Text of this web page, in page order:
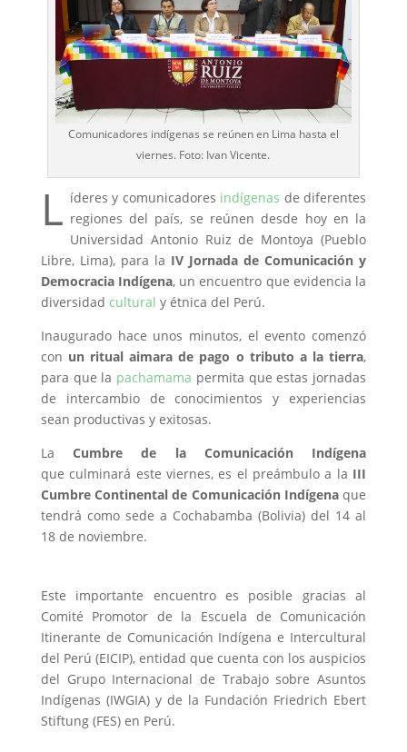
Comunicadores indígenas se reúnen en Lima hasta el
viernes. Foto: Ivan Vicente.
L íderes y comunicadores indígenas de diferentes
regiones del país, se reúnen desde hoy en la
Universidad Antonio Ruiz de Montoya (Pueblo
Libre, Lima), para la IV Jornada de Comunicación y
Democracia Indígena, un encuentro que evidencia la
diversidad cultural y étnica del Perú.
Inaugurado hace unos minutos, el evento comenzó
con un ritual aimara de pago o tributo a la tierra,
para que la pachamama permita que estas jornadas
de intercambio de conocimientos y experiencias
sean productivas y exitosas.
LaCumbre de la Comunicación Indígena
que culminará este viernes, es el preámbulo a la III
Cumbre Continental de Comunicación Indígenaque
tendrá como sede a Cochabamba (Bolivia) del 14 al
18 de noviembre.
Este importante encuentro es posible gracias al
Comité Promotor de la Escuela de Comunicación
Itinerante de Comunicación Indígena e Intercultural
del Perú (EICIP), entidad que cuenta con los auspicios
del Grupo Internacional de Trabajo sobre Asuntos
Indígenas (IWGIA) y de la Fundación Friedrich Ebert
Stiftung (FES) en Perú.